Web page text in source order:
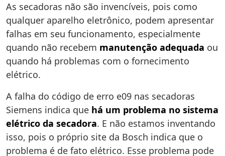
As secadoras não são invencíveis, pois como
qualquer aparelho eletrônico, podem apresentar
falhas em seu funcionamento, especialmente
quando não recebem manutenção adequada ou
quando há problemas com o fornecimento
elétrico.
A falha do código de erro e09 nas secadoras
Siemens indica que há um problema no sistema
elétrico da secadora. E não estamos inventando
isso, pois o próprio site da Bosch indica que o
problema é de fato elétrico. Esse problema pode